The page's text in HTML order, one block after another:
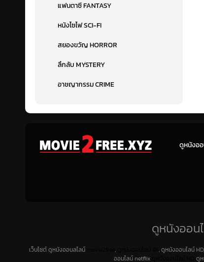
แฟนตาซี FANTASY
หนังไซไฟ SCI-FI
สยองขวัญ HORROR
ลึกลับ MYSTERY
อาชญากรรม CRIME
ดูหนังอ
ดูหนังออน
เว็บไซต์ ดูหนังออนลไลน์ ,
, ดูหนังออนไลน์
ออนไลน์ netflix
ดูห